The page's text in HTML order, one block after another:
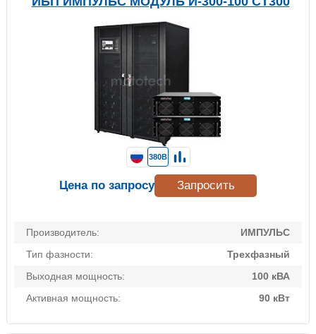
Производитель:
ИМПУЛЬС
Тип фазности:
Трехфазный
Выходная мощность:
100 кВА
Активная мощность:
90 кВт
380В
Цена по запросу Запросить